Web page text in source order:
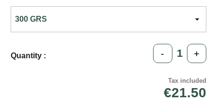
Quantity : - +
Tax included
€21.50